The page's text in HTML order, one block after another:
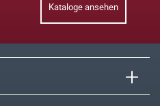
Kataloge ansehen